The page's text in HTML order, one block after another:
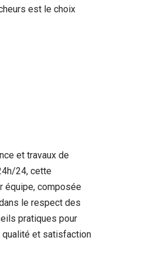
est le choix
et travaux de
24, cette
équipe, composée
le respect des
pratiques pour
qualité et satisfaction